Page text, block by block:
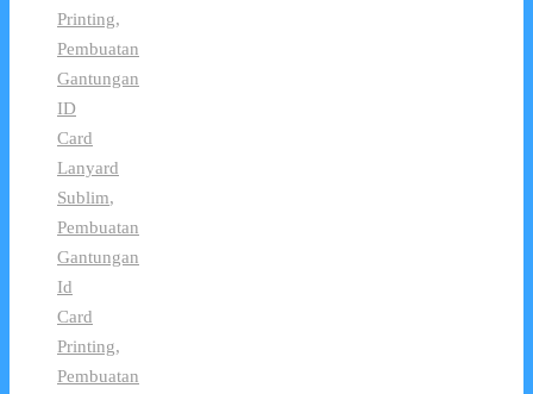
Printing,
Pembuatan
Gantungan
ID
Card
Lanyard
Sublim,
Pembuatan
Gantungan
Id
Card
Printing,
Pembuatan